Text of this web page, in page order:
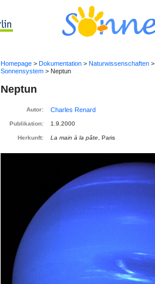
Homepage > Dokumentation > Naturwissenschaften >
Sonnensystem > Neptun
Neptun
Autor:
Publikation: 1.9.2000
Herkunft: La main à la pâte , Paris